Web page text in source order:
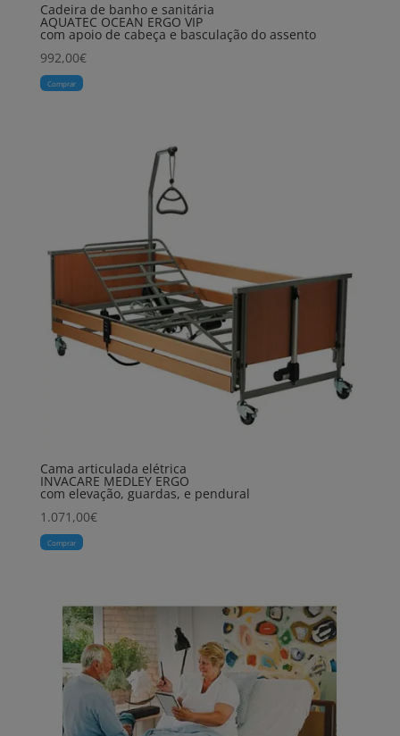
Cadeira de banho e sanitária
AQUATEC OCEAN ERGO VIP
com apoio de cabeça e basculação do assento
992,00€
Comprar
Cama articulada elétrica
INVACARE MEDLEY ERGO
com elevação, guardas, e pendural
1.071,00€
Comprar